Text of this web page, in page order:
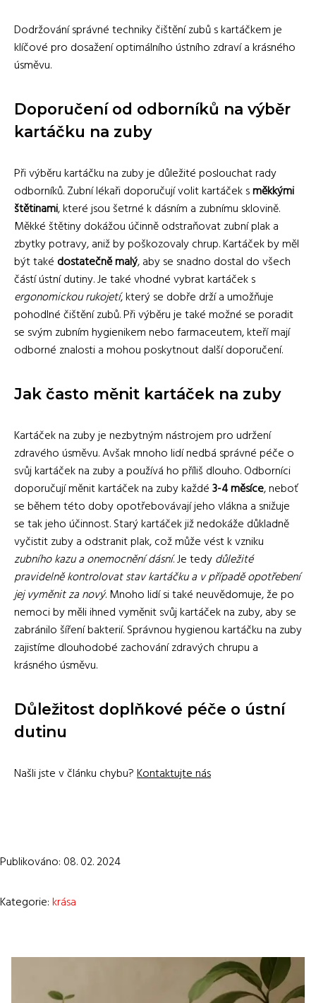
Dodržování správné techniky čištění zubů s kartáčkem je
klíčové pro dosažení optimálního ústního zdraví a krásného
úsměvu.
Doporučení od odborníků na výběr
kartáčku na zuby
Při výběru kartáčku na zuby je důležité poslouchat rady
odborníků. Zubní lékaři doporučují volit kartáček směkkými
štětinami, které jsou šetrné k dásním a zubnímu sklovině.
Měkké štětiny dokážou účinně odstraňovat zubní plak a
zbytky potravy, aniž by poškozovaly chrup. Kartáček by měl
být také dostatečně malý, aby se snadno dostal do všech
částí ústní dutiny. Je také vhodné vybrat kartáček s
ergonomickou rukojetí, který se dobře drží a umožňuje
pohodlné čištění zubů. Při výběru je také možné se poradit
se svým zubním hygienikem nebo farmaceutem, kteří mají
odborné znalosti a mohou poskytnout další doporučení.
Jak často měnit kartáček na zuby
Kartáček na zuby je nezbytným nástrojem pro udržení
zdravého úsměvu. Avšak mnoho lidí nedbá správné péče o
svůj kartáček na zuby a používá ho příliš dlouho. Odborníci
doporučují měnit kartáček na zuby každé3-4 měsíce, neboť
se během této doby opotřebovávají jeho vlákna a snižuje
se tak jeho účinnost. Starý kartáček již nedokáže důkladně
vyčistit zuby a odstranit plak, což může vést k vzniku
zubního kazu a onemocnění dásní. Je tedydůležité
pravidelně kontrolovat stav kartáčku a v případě opotřebení
jej vyměnit za nový. Mnoho lidí si také neuvědomuje, že po
nemoci by měli ihned vyměnit svůj kartáček na zuby, aby se
zabránilo šíření bakterií. Správnou hygienou kartáčku na zuby
zajistíme dlouhodobé zachování zdravých chrupu a
krásného úsměvu.
Důležitost doplňkové péče o ústní
dutinu
Našli jste v článku chybu?Kontaktujte nás
Publikováno: 08. 02. 2024
Kategorie:krása